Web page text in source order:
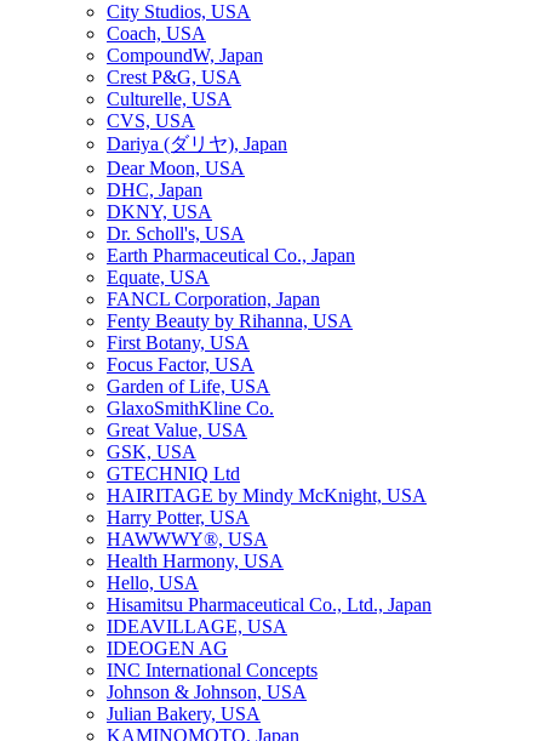
City Studios, USA
Coach, USA
CompoundW, Japan
Crest P&G, USA
Culturelle, USA
CVS, USA
Dariya (ダリヤ), Japan
Dear Moon, USA
DHC, Japan
DKNY, USA
Dr. Scholl's, USA
Earth Pharmaceutical Co., Japan
Equate, USA
FANCL Corporation, Japan
Fenty Beauty by Rihanna, USA
First Botany, USA
Focus Factor, USA
Garden of Life, USA
GlaxoSmithKline Co.
Great Value, USA
GSK, USA
GTECHNIQ Ltd
HAIRITAGE by Mindy McKnight, USA
Harry Potter, USA
HAWWWY®, USA
Health Harmony, USA
Hello, USA
Hisamitsu Pharmaceutical Co., Ltd., Japan
IDEAVILLAGE, USA
IDEOGEN AG
INC International Concepts
Johnson & Johnson, USA
Julian Bakery, USA
KAMINOMOTO, Japan